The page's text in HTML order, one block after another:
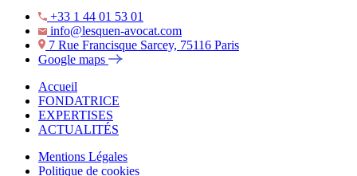
+33 1 44 01 53 01
info@lesquen-avocat.com
7 Rue Francisque Sarcey, 75116 Paris
Google maps
Accueil
FONDATRICE
EXPERTISES
ACTUALITÉS
Mentions Légales
Politique de cookies